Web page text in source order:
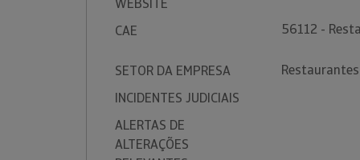
WEBSITE
CAE
56112 -
SETOR DA EMPRESA
INCIDENTES JUDICIAIS
ALERTAS DE
ALTERAÇÕES